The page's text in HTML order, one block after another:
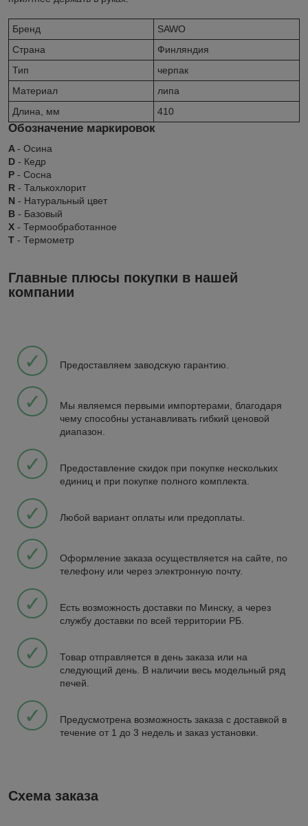
Бренд
SAWO
Страна
Финляндия
Тип
черпак
Материал
липа
Длина, мм
410
Обозначение маркировок
A- Осина
D - Кедр
P - Сосна
R - Талькохлорит
N - Натуральный цвет
B - Базовый
X - Термообработанное
Т - Термометр
Главные плюсы покупки в нашей
компании
✓ Предоставляем заводскую гарантию.
✓
Мы являемся первыми импортерами, благодаря
чему способны устанавливать гибкий ценовой
диапазон.
✓
Предоставление скидок при покупке нескольких
единиц и при покупке полного комплекта.
✓ Любой вариант оплаты или предоплаты.
✓
Оформление заказа осуществляется на сайте, по
телефону или через электронную почту.
✓
Есть возможность доставки по Минску, а через
службу доставки по всей территории РБ.
✓
Товар отправляется в день заказа или на
следующий день. В наличии весь модельный ряд
печей.
✓
Предусмотрена возможность заказа с доставкой в
течение от 1 до 3 недель и заказ установки.
Схема заказа